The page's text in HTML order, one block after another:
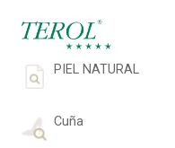
PIEL NATURAL
Cuña